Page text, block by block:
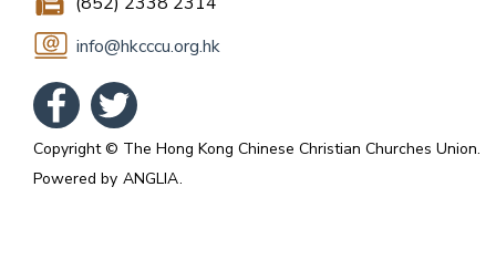
info@hkcccu.org.hk
Copyright © The Hong Kong Chinese Christian Churches Union.
Powered by ANGLIA.